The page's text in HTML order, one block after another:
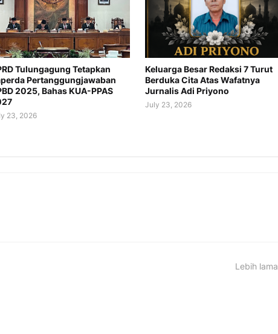
Tulungagung Tetapkan
Pertanggungjawaban
2025, Bahas KUA-PPAS
23, 2026
Keluarga Besar Redaksi 7 Turut
Berduka Cita Atas Wafatnya
Jurnalis Adi Priyono
July 23, 2026
Lebih lama